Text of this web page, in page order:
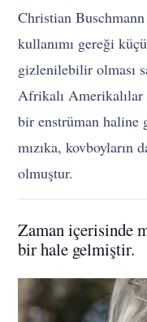
Christian
kullanımı gereği
gizlenilebilir olması
Afrikalı Amerikalılar
bir enstrüman haline
mızıka, kovboyların
olmuştur.
Zaman içerisinde
bir hale gelmiştir.